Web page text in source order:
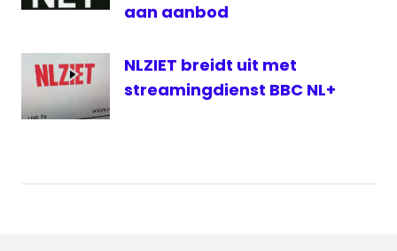
aan aanbod
NLZIET breidt uit met
streamingdienst BBC NL+